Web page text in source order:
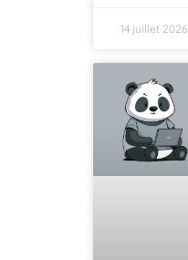
14 juillet 2026